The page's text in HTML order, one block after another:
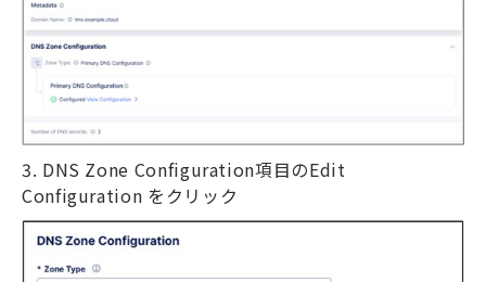
3. DNS Zone Configuration項目のEdit
Configuration をクリック